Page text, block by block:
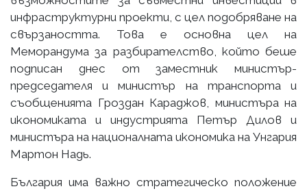
инфраструктурни проекти, с цел подобряване на
свързаността. Това е основна цел на
Меморандума за разбирателство, който беше
подписан днес от заместник министър-
председателя и министър на транспорта и
съобщенията Гроздан Караджов, министъра на
икономиката и индустрията Петър Дилов и
министъра на националната икономика на Унгария
Мартон Надь.
България има важно стратегическо положение